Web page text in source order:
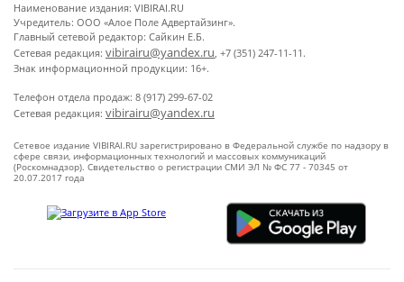
Наименование издания: VIBIRAI.RU
Учредитель: ООО «Алое Поле Адвертайзинг».
Главный сетевой редактор: Сайкин Е.Б.
Сетевая редакция: vibirairu@yandex.ru, +7 (351) 247-11-11.
Знак информационной продукции: 16+.
Телефон отдела продаж: 8 (917) 299-67-02
Сетевая редакция: vibirairu@yandex.ru
Сетевое издание VIBIRAI.RU зарегистрировано в Федеральной службе по надзору в
сфере связи, информационных технологий и массовых коммуникаций
(Роскомнадзор). Свидетельство о регистрации СМИ ЭЛ № ФС 77 - 70345 от
20.07.2017 года